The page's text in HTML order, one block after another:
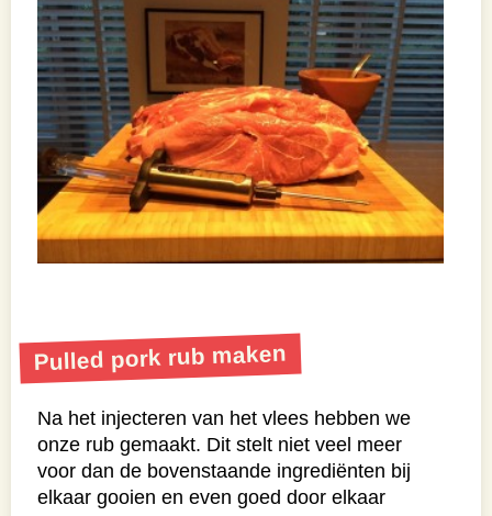
Pulled pork rub maken
Na het injecteren van het vlees hebben we
onze rub gemaakt. Dit stelt niet veel meer
voor dan de bovenstaande ingrediënten bij
elkaar gooien en even goed door elkaar